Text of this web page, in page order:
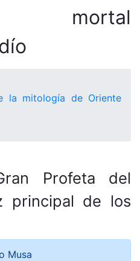
mortal
la mitología de Oriente
Profeta del
principal de los
Musa